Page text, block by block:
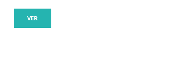
VER